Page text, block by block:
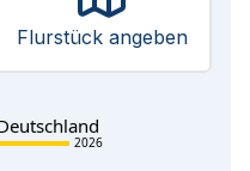
Flurstück angeben
2026